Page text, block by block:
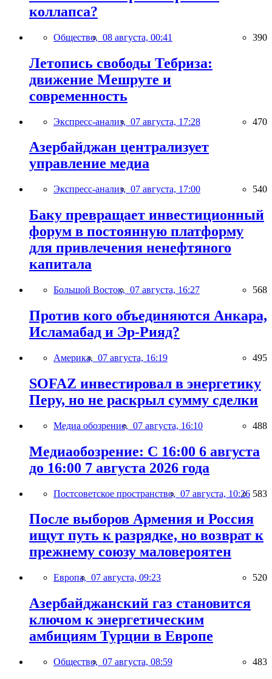
коллапса?
Общество, 08 августа, 00:41 390
Летопись свободы Тебриза:
движение Мешруте и
современность
Экспресс-анализ, 07 августа, 17:28 470
Азербайджан централизует
управление медиа
Экспресс-анализ, 07 августа, 17:00 540
Баку превращает инвестиционный
форум в постоянную платформу
для привлечения ненефтяного
капитала
Большой Восток, 07 августа, 16:27 568
Против кого объединяются Анкара,
Исламабад и Эр-Рияд?
Америка, 07 августа, 16:19 495
SOFAZ инвестировал в энергетику
Перу, но не раскрыл сумму сделки
Медиа обозрение, 07 августа, 16:10 488
Медиаобозрение: С 16:00 6 августа
до 16:00 7 августа 2026 года
Постсоветское пространство, 07 августа, 10:26 583
После выборов Армения и Россия
ищут путь к разрядке, но возврат к
прежнему союзу маловероятен
Европа, 07 августа, 09:23 520
Азербайджанский газ становится
ключом к энергетическим
амбициям Турции в Европе
Общество, 07 августа, 08:59 483